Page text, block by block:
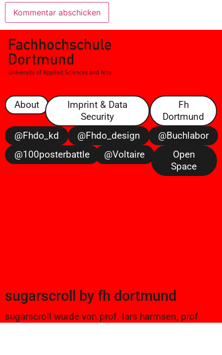
About
Imprint & Data
Security
Fh
Dortmund
@fhdo_kd
@fhdo_design
@buchlabor
@100posterbattle
@voltaire
Open
Space
sugarscroll by fh dortmund
sugarscroll wurde von prof. lars harmsen, prof.